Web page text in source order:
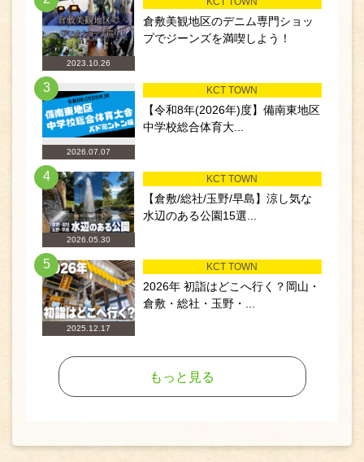
2023.10.26
倉敷美観地区のデニム専門ショッ
プでジーンズを満喫しよう！
3
2026.07.07
KCT TOWN
【令和8年(2026年)度】備南東地区
中学校総合体育大...
4
2026.05.30
KCT TOWN
【倉敷/総社/玉野/早島】涼し気な
水辺のある公園15選...
5
2025.12.17
KCT TOWN
2026年 初詣はどこへ行く？岡山・
倉敷・総社・玉野・...
もっと見る